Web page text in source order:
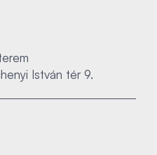
István tér 9.